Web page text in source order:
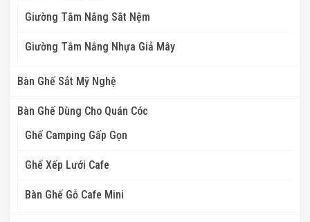
Giường Tắm Nắng Sắt Nệm
Giường Tắm Nắng Nhựa Giả Mây
Bàn Ghế Sắt Mỹ Nghệ
Bàn Ghế Dùng Cho Quán Cóc
Ghế Camping Gấp Gọn
Ghế Xếp Lưới Cafe
Bàn Ghế Gỗ Cafe Mini